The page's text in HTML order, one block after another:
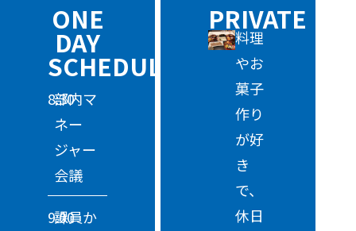
ONE
DAY
SCHEDULE
8:30
部内マ
ネー
ジャー
会議
9:00
課員か
PRIVATE
料理
やお
菓子
作り
が好
き
で、
休日